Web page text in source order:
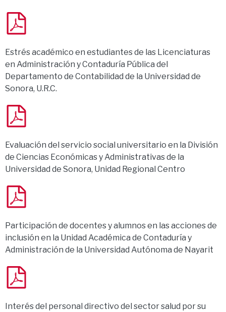
Estrés académico en estudiantes de las Licenciaturas
en Administración y Contaduría Pública del
Departamento de Contabilidad de la Universidad de
Sonora, U.R.C.
Evaluación del servicio social universitario en la División
de Ciencias Económicas y Administrativas de la
Universidad de Sonora, Unidad Regional Centro
Participación de docentes y alumnos en las acciones de
inclusión en la Unidad Académica de Contaduría y
Administración de la Universidad Autónoma de Nayarit
Interés del personal directivo del sector salud por su